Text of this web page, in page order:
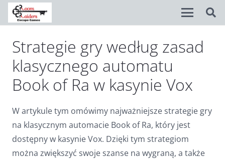
Strategie gry według zasad
klasycznego automatu
Book of Ra w kasynie Vox
W artykule tym omówimy najważniejsze strategie gry
na klasycznym automacie Book of Ra, który jest
dostępny w kasynie Vox. Dzięki tym strategiom
można zwiększyć swoje szanse na wygraną, a także
visibility_off Disable flashes
title Mark headings
settings Background Color
zoom_out Zoom out
zoom_in Zoom in
remove_circle_outline Decrease font